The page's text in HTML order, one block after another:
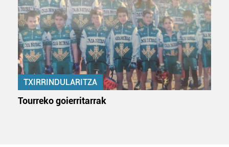
TXIRRINDULARITZA
Tourreko goierritarrak